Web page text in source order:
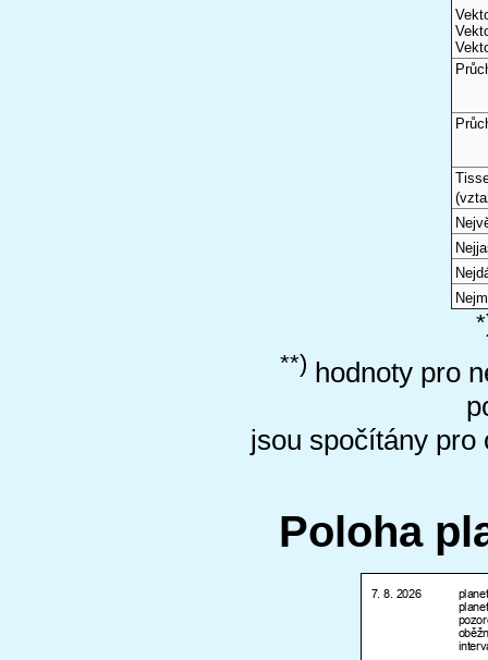
**) hodnoty pro
jsou spočítány pro
Poloha